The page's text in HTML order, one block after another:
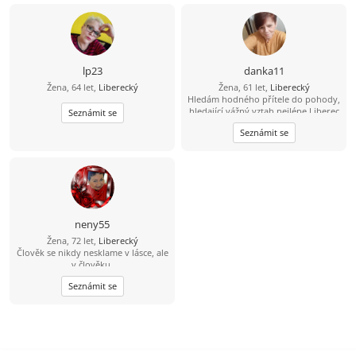
lp23
Žena, 64 let, Liberecký
Seznámit se
danka11
Žena, 61 let, Liberecký
Hledám hodného přítele do pohody,
hledající vážný vztah nejlépe Liberec
a blízké okolí
Seznámit se
neny55
Žena, 72 let, Liberecký
Člověk se nikdy nesklame v lásce, ale
v člověku.
Seznámit se